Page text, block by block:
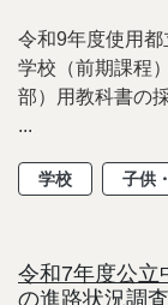
令和9年度使用
学校（前期課程
部）用教科書の
...
学校 子供
令和7年度公立
の進路状況調